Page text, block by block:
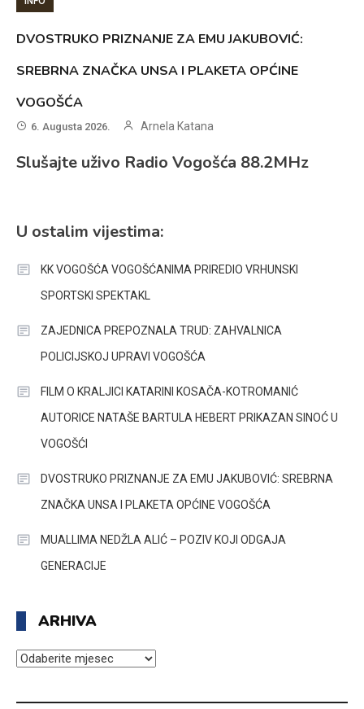
DVOSTRUKO PRIZNANJE ZA EMU JAKUBOVIĆ:
SREBRNA ZNAČKA UNSA I PLAKETA OPĆINE
VOGOŠĆA
6. Augusta 2026. Arnela Katana
Slušajte uživo Radio Vogošća 88.2MHz
U ostalim vijestima:
KK VOGOŠĆA VOGOŠĆANIMA PRIREDIO VRHUNSKI
SPORTSKI SPEKTAKL
ZAJEDNICA PREPOZNALA TRUD: ZAHVALNICA
POLICIJSKOJ UPRAVI VOGOŠĆA
FILM O KRALJICI KATARINI KOSAČA-KOTROMANIĆ
AUTORICE NATAŠE BARTULA HEBERT PRIKAZAN SINOĆ U
VOGOŠĆI
DVOSTRUKO PRIZNANJE ZA EMU JAKUBOVIĆ: SREBRNA
ZNAČKA UNSA I PLAKETA OPĆINE VOGOŠĆA
MUALLIMA NEDŽLA ALIĆ – POZIV KOJI ODGAJA
GENERACIJE
ARHIVA
ARHIVA